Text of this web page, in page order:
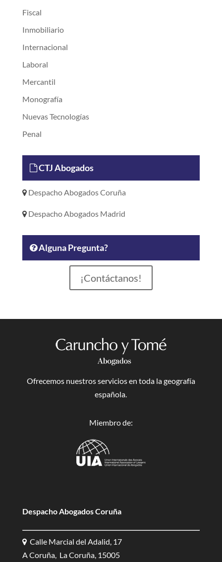
Fiscal
Inmobiliario
Internacional
Laboral
Mercantil
Monografía
Nuevas Tecnologías
Penal
CTJ Abogados
Despacho Abogados Coruña
Despacho Abogados Madrid
Alguna Pregunta?
¡Contáctanos!
Ofrecemos nuestros servicios en toda la geografía
española.
Miembro de:
Despacho Abogados Coruña
Calle Marcial del Adalid, 17
A Coruña, La Coruña, 15005